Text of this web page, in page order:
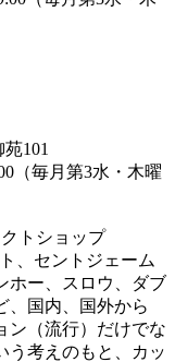
101
（毎月第3水・木曜
トショップ
、セントジェーム
ホー、スロウ、ダブ
、国内、国外から
ン（流行）だけでな
う考えのもと、カッ